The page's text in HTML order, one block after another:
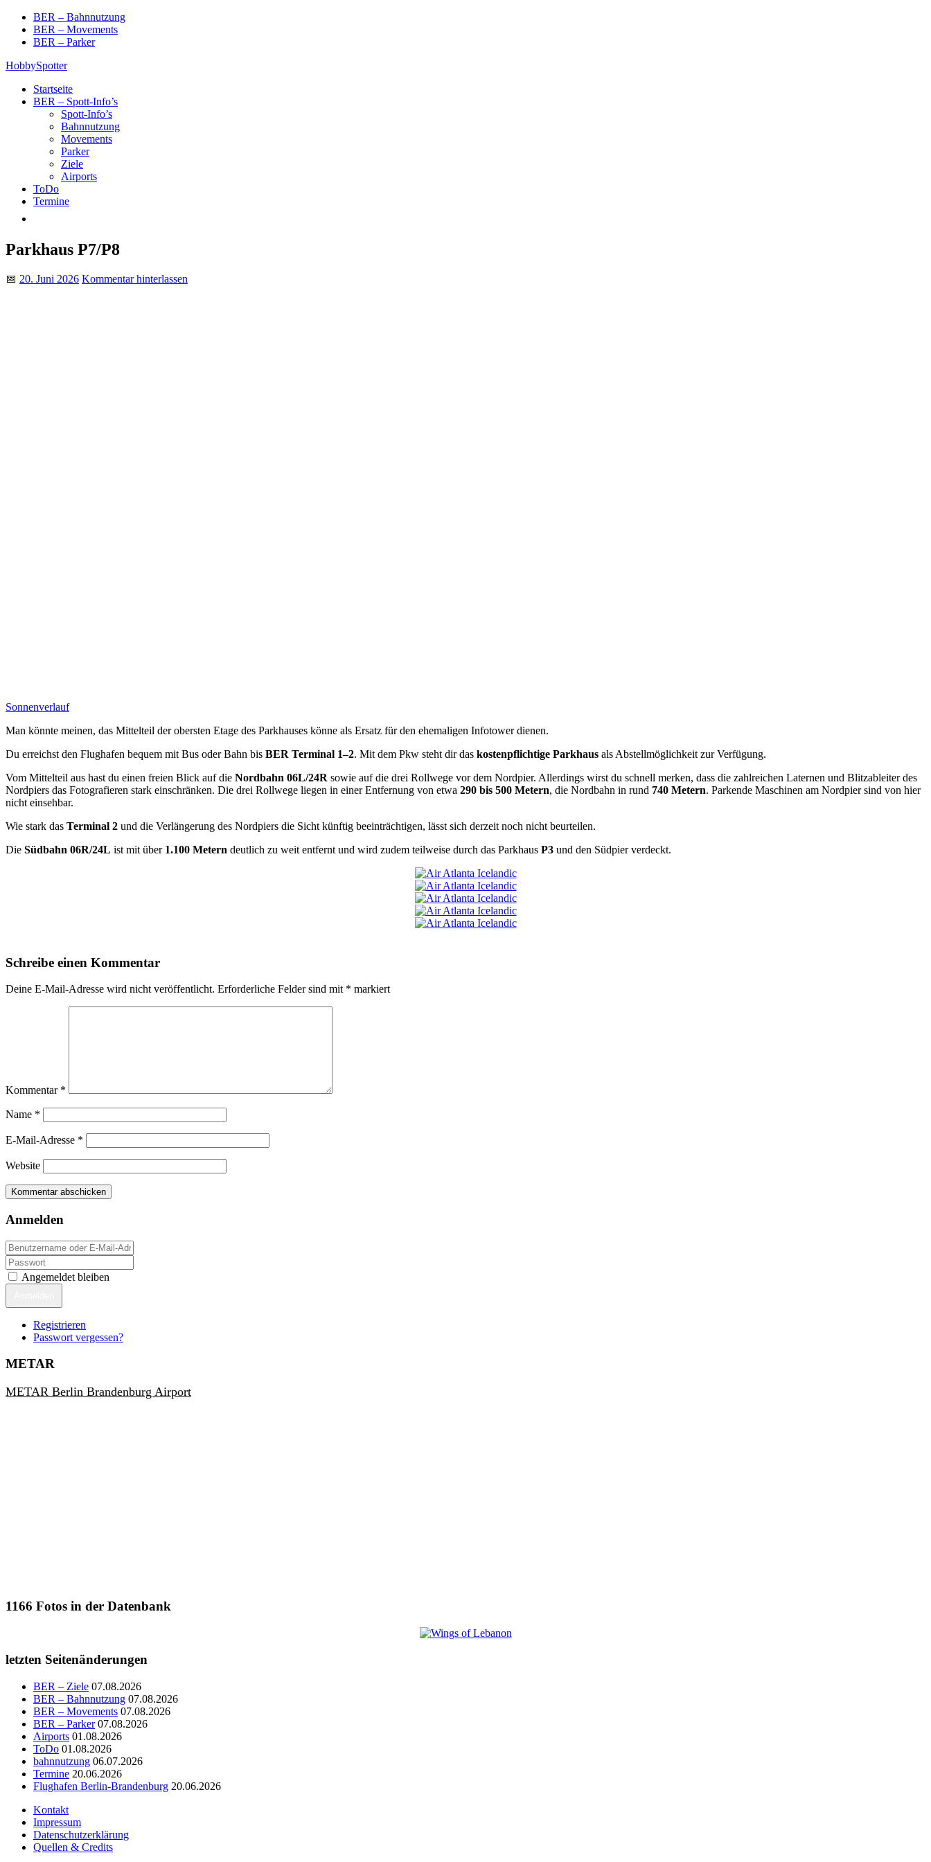
Skip
content
BER – Bahnnutzung
BER – Movements
BER – Parker
HobbySpotter
Startseite
BER – Spott-Info’s
Spott-Info’s
Bahnnutzung
Movements
Parker
Ziele
Airports
ToDo
Termine
Parkhaus P7/P8
📅 20. Juni 2026 Kommentar hinterlassen
Sonnenverlauf
Man könnte meinen, das Mittelteil der obersten Etage des Parkhauses könne als Ersatz für den ehemaligen Infotower dienen.
Du erreichst den Flughafen bequem mit Bus oder Bahn bis BER Terminal 1–2. Mit dem Pkw steht dir das kostenpflichtige Parkhaus als Abstellmöglichkeit zur Verfügung.
Vom Mittelteil aus hast du einen freien Blick auf die Nordbahn 06L/24R sowie auf die drei Rollwege vor dem Nordpier. Allerdings wirst du schnell merken, dass die zahlreichen Laternen und Blitzableiter des
Nordpiers das Fotografieren stark einschränken. Die drei Rollwege liegen in einer Entfernung von etwa 290 bis 500 Metern, die Nordbahn in rund 740 Metern. Parkende Maschinen am Nordpier sind von hier
nicht einsehbar.
Wie stark das Terminal 2 und die Verlängerung des Nordpiers die Sicht künftig beeinträchtigen, lässt sich derzeit noch nicht beurteilen.
Die Südbahn 06R/24L ist mit über 1.100 Metern deutlich zu weit entfernt und wird zudem teilweise durch das Parkhaus P3 und den Südpier verdeckt.
Schreibe einen Kommentar
Deine E-Mail-Adresse wird nicht veröffentlicht. Erforderliche Felder sind mit * markiert
Kommentar *
Name *
E-Mail-Adresse *
Website
Anmelden
Angemeldet bleiben
Registrieren
Passwort vergessen?
METAR
METAR Berlin Brandenburg Airport
1166 Fotos in der Datenbank
letzten Seitenänderungen
BER – Ziele 07.08.2026
BER – Bahnnutzung 07.08.2026
BER – Movements 07.08.2026
BER – Parker 07.08.2026
Airports 01.08.2026
ToDo 01.08.2026
bahnnutzung 06.07.2026
Termine 20.06.2026
Flughafen Berlin-Brandenburg 20.06.2026
Kontakt
Impressum
Datenschutzerklärung
Quellen & Credits